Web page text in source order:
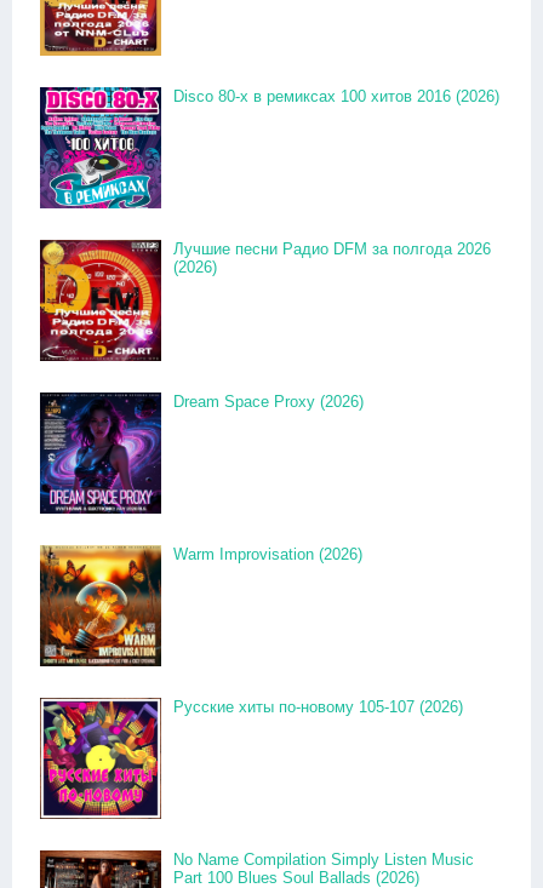
Disco 80-x в ремиксах 100 хитов 2016 (2026)
Лучшие песни Радио DFM за полгода 2026
(2026)
Dream Space Proxy (2026)
Warm Improvisation (2026)
Русские хиты по-новому 105-107 (2026)
No Name Compilation Simply Listen Music
Part 100 Blues Soul Ballads (2026)